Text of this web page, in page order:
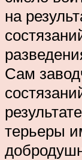
на
Сам
терьеры